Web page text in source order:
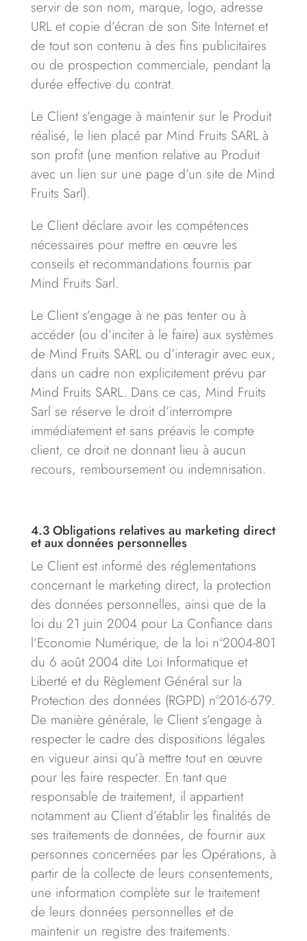
servir de son nom, marque, logo, adresse
URL et copie d’écran de son Site Internet et
de tout son contenu à des fins publicitaires
ou de prospection commerciale, pendant la
durée effective du contrat.
Le Client s’engage à maintenir sur le Produit
réalisé, le lien placé par Mind Fruits SARL à
son profit (une mention relative au Produit
avec un lien sur une page d’un site de Mind
Fruits Sarl).
Le Client déclare avoir les compétences
nécessaires pour mettre en œuvre les
conseils et recommandations fournis par
Mind Fruits Sarl.
Le Client s’engage à ne pas tenter ou à
accéder (ou d’inciter à le faire) aux systèmes
de Mind Fruits SARL ou d’interagir avec eux,
dans un cadre non explicitement prévu par
Mind Fruits SARL. Dans ce cas, Mind Fruits
Sarl se réserve le droit d’interrompre
immédiatement et sans préavis le compte
client, ce droit ne donnant lieu à aucun
recours, remboursement ou indemnisation.
4.3Obligations relatives au marketing direct
et aux données personnelles
Le Client est informé des réglementations
concernant le marketing direct, la protection
des données personnelles, ainsi que de la
loi du 21 juin 2004 pour La Confiance dans
l’Economie Numérique, de la loi n°2004-801
du 6 août 2004 dite Loi Informatique et
Liberté et du Règlement Général sur la
Protection des données (RGPD) n°2016-679.
De manière générale, le Client s’engage à
respecter le cadre des dispositions légales
en vigueur ainsi qu’à mettre tout en œuvre
pour les faire respecter. En tant que
responsable de traitement, il appartient
notamment au Client d’établir les finalités de
ses traitements de données, de fournir aux
personnes concernées par les Opérations, à
partir de la collecte de leurs consentements,
une information complète sur le traitement
de leurs données personnelles et de
maintenir un registre des traitements.